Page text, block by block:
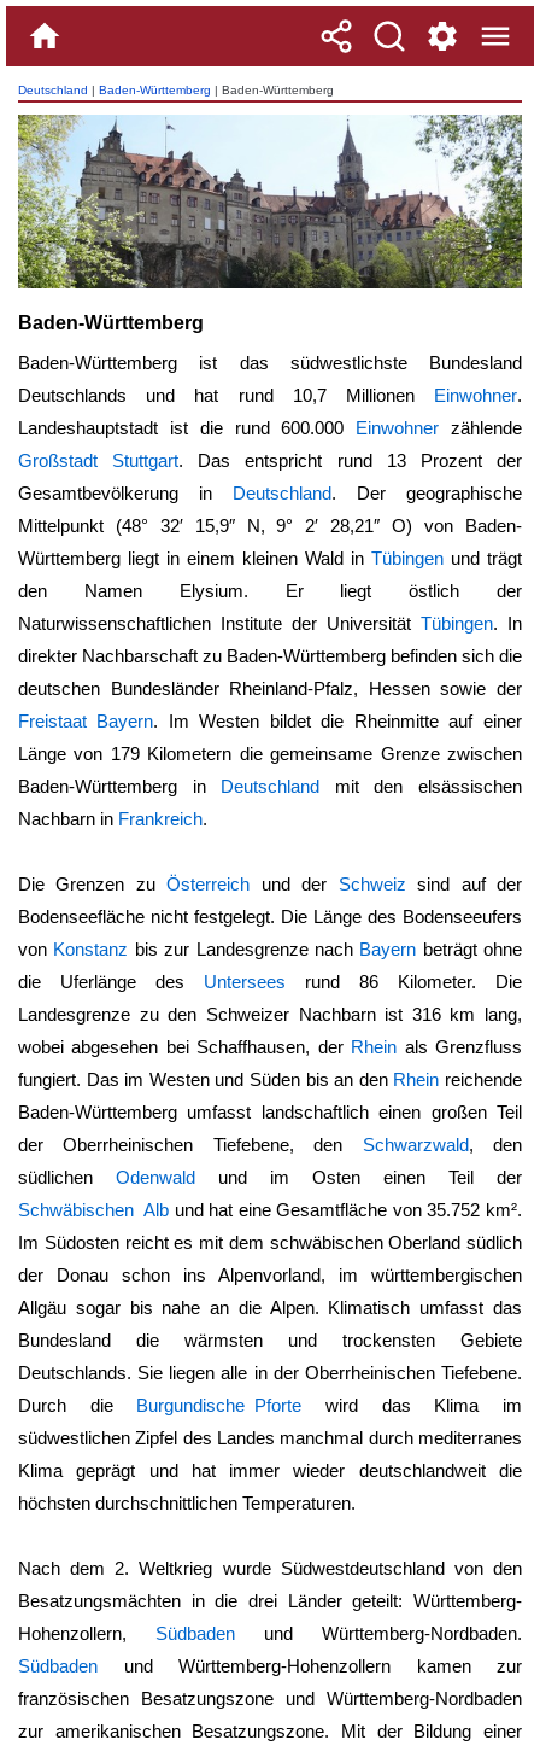
Deutschland | Baden-Württemberg | Baden-Württemberg
Baden-Württemberg
Baden-Württemberg ist das südwestlichste Bundesland
Deutschlands und hat rund 10,7 Millionen Einwohner.
Landeshauptstadt ist die rund 600.000 Einwohner zählende
Großstadt
Stuttgart. Das entspricht rund 13 Prozent der
Gesamtbevölkerung in Deutschland. Der geographische
Mittelpunkt (48° 32′ 15,9″ N, 9° 2′ 28,21″ O) von Baden-
Württemberg liegt in einem kleinen Wald in Tübingen und trägt
den Namen Elysium. Er liegt östlich der
Naturwissenschaftlichen Institute der Universität Tübingen. In
direkter Nachbarschaft zu Baden-Württemberg befinden sich die
deutschen Bundesländer Rheinland-Pfalz, Hessen sowie der
Freistaat Bayern. Im Westen bildet die Rheinmitte auf einer
Länge von 179 Kilometern die gemeinsame Grenze zwischen
Baden-Württemberg in Deutschland mit den elsässischen
Nachbarn in Frankreich.
Die Grenzen zuÖsterreich und der Schweiz sind auf der
Bodenseefläche nicht festgelegt. Die Länge des Bodenseeufers
von Konstanz bis zur Landesgrenze nach Bayern beträgt ohne
die Uferlänge des Untersees rund 86 Kilometer. Die
Landesgrenze zu den Schweizer Nachbarn ist 316 km lang,
wobei abgesehen bei Schaffhausen, der Rhein als Grenzfluss
fungiert. Das im Westen und Süden bis an den Rhein reichende
Baden-Württemberg umfasst landschaftlich einen großen Teil
der Oberrheinischen Tiefebene, den Schwarzwald, den
südlichen Odenwald und im Osten einen Teil der
Schwäbischen Alb und hat eine Gesamtfläche von 35.752 km².
Im Südosten reicht es mit dem schwäbischen Oberland südlich
der Donau schon ins Alpenvorland, im württembergischen
Allgäu sogar bis nahe an die Alpen. Klimatisch umfasst das
Bundesland die wärmsten und trockensten Gebiete
Deutschlands. Sie liegen alle in der Oberrheinischen Tiefebene.
Durch die Burgundische Pforte wird das Klima im
südwestlichen Zipfel des Landes manchmal durch mediterranes
Klima geprägt und hat immer wieder deutschlandweit die
höchsten durchschnittlichen Temperaturen.
Nach dem 2. Weltkrieg wurde Südwestdeutschland von den
Besatzungsmächten in die drei Länder geteilt: Württemberg-
Hohenzollern, Südbaden und Württemberg-Nordbaden.
Südbaden und Württemberg-Hohenzollern kamen zur
französischen Besatzungszone und Württemberg-Nordbaden
zur amerikanischen Besatzungszone. Mit der Bildung einer